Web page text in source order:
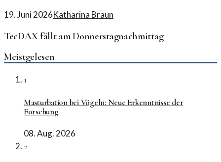
19. Juni 2026Katharina Braun
TecDAX fällt am Donnerstagnachmittag
Meistgelesen
1
Masturbation bei Vögeln: Neue Erkenntnisse der
Forschung
08. Aug. 2026
2